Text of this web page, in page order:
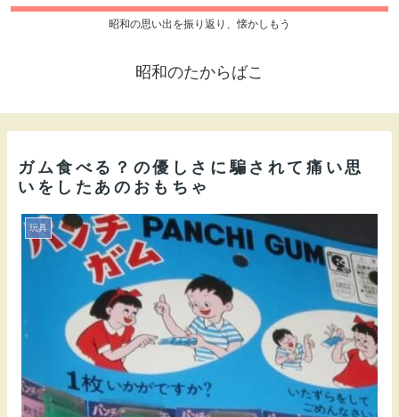
昭和の思い出を振り返り、懐かしもう
昭和のたからばこ
ガム食べる？の優しさに騙されて痛い思
いをしたあのおもちゃ
玩具